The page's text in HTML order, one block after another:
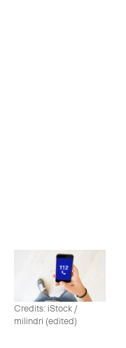
Credits: iStock /
milindri (edited)